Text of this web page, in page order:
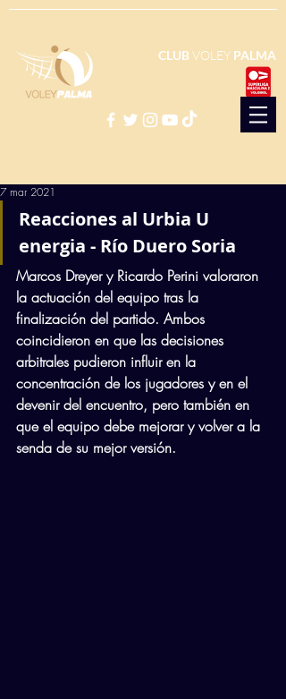
CLUBVOLEY PALMA
7 mar 2021
Reacciones al Urbia U
energia - Río Duero Soria
Marcos Dreyer y Ricardo Perini valoraron
la actuación del equipo tras la
finalización del partido. Ambos
coincidieron en que las decisiones
arbitrales pudieron influir en la
concentración de los jugadores y en el
devenir del encuentro, pero también en
que el equipo debe mejorar y volver a la
senda de su mejor versión.